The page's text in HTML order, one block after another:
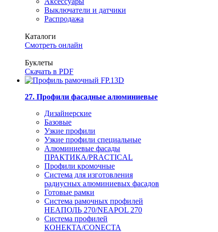
Выключатели и датчики
Распродажа
Каталоги
Смотреть онлайн
Буклеты
Скачать в PDF
27. Профили фасадные алюминиевые
Дизайнерские
Базовые
Узкие профили
Узкие профили специальные
Алюминиевые фасады
ПРАКТИКА/PRACTICAL
Профили кромочные
Система для изготовления
радиусных алюминиевых фасадов
Готовые рамки
Система рамочных профилей
НЕАПОЛЬ 270/NEAPOL 270
Система профилей
КОНЕКТА/CONECTA